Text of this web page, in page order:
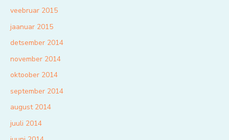
veebruar 2015
jaanuar 2015
detsember 2014
november 2014
oktoober 2014
september 2014
august 2014
juuli 2014